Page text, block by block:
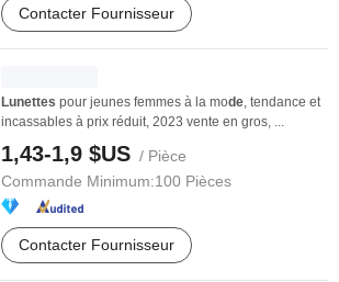
Contacter Fournisseur
Lunettes pour jeunes femmes à la mode, tendance et
incassables à prix réduit, 2023 vente en gros, ...
1,43-1,9 $US / Pièce
Commande Minimum:100 Pièces
Contacter Fournisseur